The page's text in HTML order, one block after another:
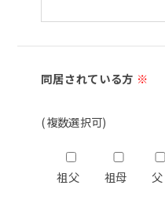
同居されている方 ※
(複数選択可)
祖父 祖母 父